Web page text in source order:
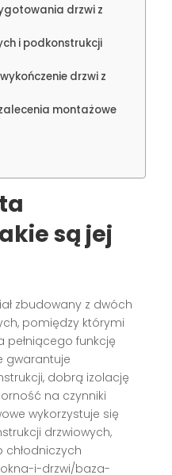
drzwi z
i podkonstrukcji
drzwi z
montażowe
są jej
zbudowany z dwóch
pomiędzy którymi
pełniącego funkcję
gwarantuje
dobrą izolację
na czynniki
wykorzystuje się
drzwiowych,
i-drzwi/baza-